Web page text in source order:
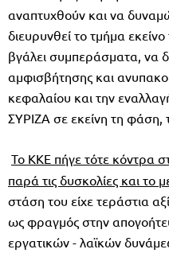
αναπτυχθούν και να
διευρυνθεί το τμήμα
βγάλει συμπεράσματα, να
αμφισβήτησης και
κεφαλαίου και την
ΣΥΡΙΖΑ σε εκείνη τη φάση,
Το ΚΚΕ πήγε τότε κόντρα
παρά τις δυσκολίες και το
στάση του είχε τεράστια
ως φραγμός στην
εργατικών - λαϊκών